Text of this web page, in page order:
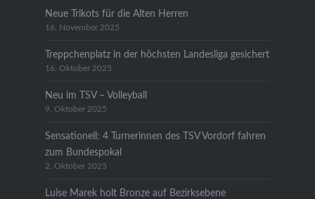
Neue Trikots für die Alten Herren
16. November 2025
Treppchenplatz in der höchsten Landesliga gesichert
16. Oktober 2025
Neu im TSV – Volleyball
9. Oktober 2025
Sensationell: 4 Turnerinnen des TSV Vordorf fahren
zum Bundespokal
2. Oktober 2025
Luise Marek holt Bronze auf Bezirksebene